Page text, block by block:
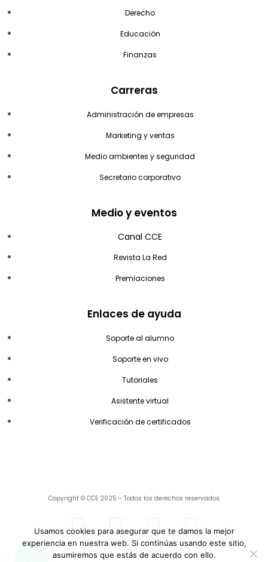
Derecho
Educación
Finanzas
Carreras
Administración de empresas
Marketing y ventas
Medio ambientes y seguridad
Secretario corporativo
Medio y eventos
Canal CCE
Revista La Red
Premiaciones
Enlaces de ayuda
Soporte al alumno
Soporte en vivo
Tutoriales
Asistente virtual
Verificación de certificados
Copyright © CCE 2025 - Todos los derechos reservados
Usamos cookies para asegurar que te damos la mejor
experiencia en nuestra web. Si continúas usando este sitio,
asumiremos que estás de acuerdo con ello.